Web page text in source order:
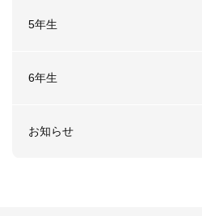
5年生
6年生
お知らせ